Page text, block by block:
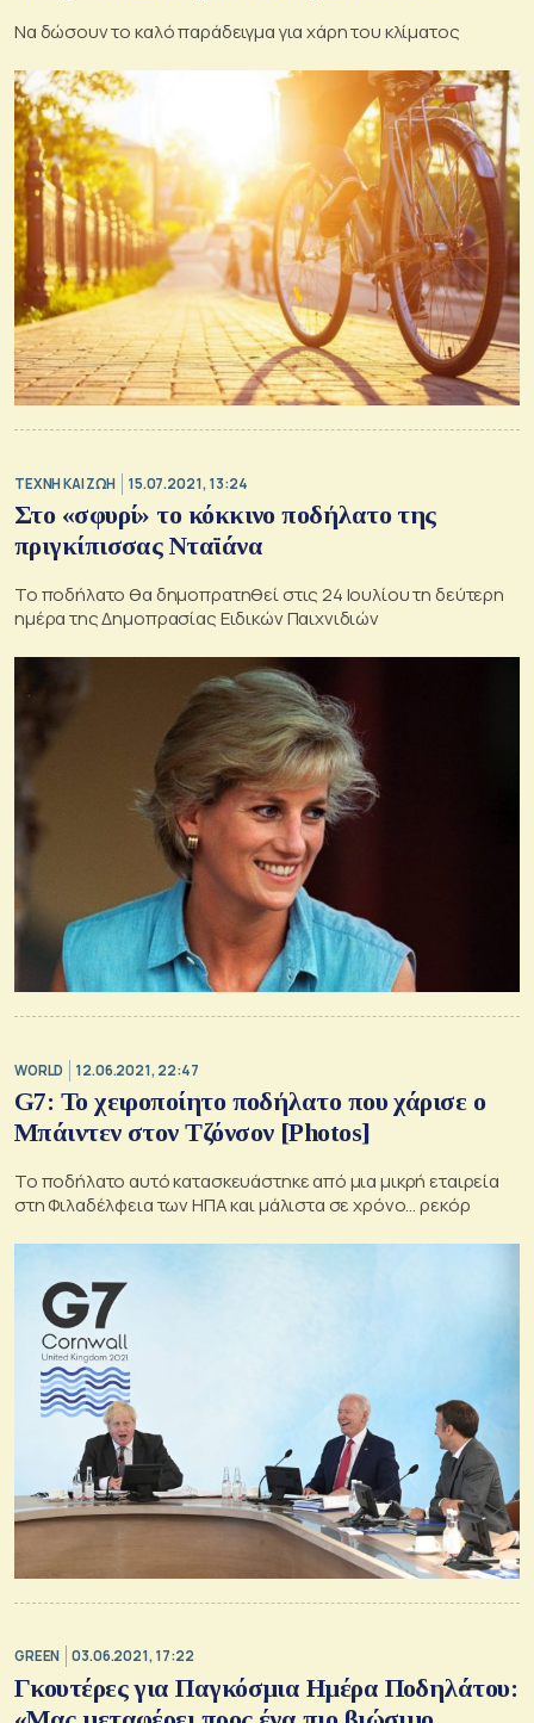
Να δώσουν το καλό παράδειγμα για χάρη του κλίματος
TΕΧΝΗ ΚΑΙ ΖΩΗ 15.07.2021, 13:24
Στο «σφυρί» το κόκκινο ποδήλατο της
πριγκίπισσας Νταϊάνα
Το ποδήλατο θα δημοπρατηθεί στις 24 Ιουλίου τη δεύτερη
ημέρα της Δημοπρασίας Ειδικών Παιχνιδιών
WORLD 12.06.2021, 22:47
G7: Το χειροποίητο ποδήλατο που χάρισε ο
Μπάιντεν στον Τζόνσον [Photos]
Το ποδήλατο αυτό κατασκευάστηκε από μια μικρή εταιρεία
στη Φιλαδέλφεια των ΗΠΑ και μάλιστα σε χρόνο… ρεκόρ
GREEN 03.06.2021, 17:22
Γκουτέρες για Παγκόσμια Ημέρα Ποδηλάτου: